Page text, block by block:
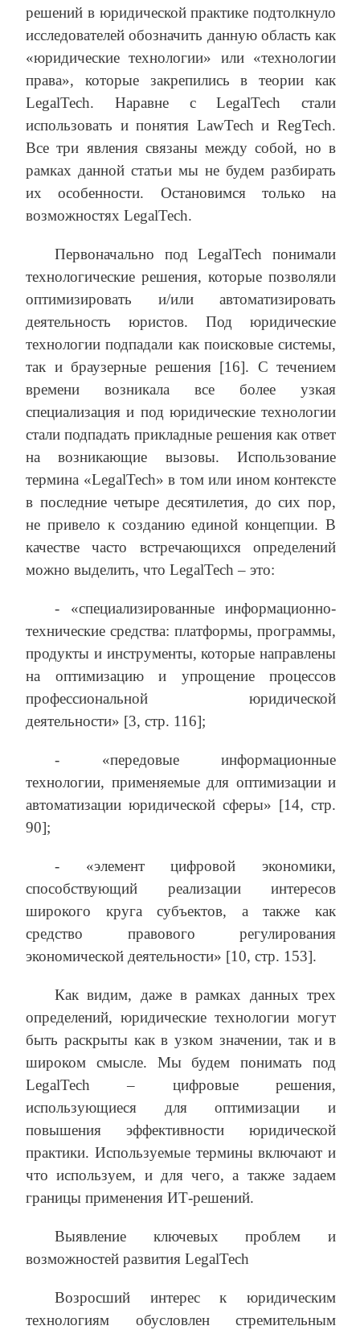
решений в юридической практике подтолкнуло
исследователей обозначить данную область как
«юридические технологии» или «технологии
права», которые закрепились в теории как
LegalTech. Наравне с LegalTech стали
использовать и понятия LawTech и RegTech.
Все три явления связаны между собой, но в
рамках данной статьи мы не будем разбирать
их особенности. Остановимся только на
возможностях LegalTech.
Первоначально под LegalTech понимали
технологические решения, которые позволяли
оптимизировать и/или автоматизировать
деятельность юристов. Под юридические
технологии подпадали как поисковые системы,
так и браузерные решения [16]. С течением
времени возникала все более узкая
специализация и под юридические технологии
стали подпадать прикладные решения как ответ
на возникающие вызовы. Использование
термина «LegalTech» в том или ином контексте
в последние четыре десятилетия, до сих пор,
не привело к созданию единой концепции. В
качестве часто встречающихся определений
можно выделить, что LegalTech – это:
- «специализированные информационно-
технические средства: платформы, программы,
продукты и инструменты, которые направлены
на оптимизацию и упрощение процессов
профессиональной юридической
деятельности» [3, стр. 116];
- «передовые информационные
технологии, применяемые для оптимизации и
автоматизации юридической сферы» [14, стр.
90];
- «элемент цифровой экономики,
способствующий реализации интересов
широкого круга субъектов, а также как
средство правового регулирования
экономической деятельности» [10, стр. 153].
Как видим, даже в рамках данных трех
определений, юридические технологии могут
быть раскрыты как в узком значении, так и в
широком смысле. Мы будем понимать под
LegalTech – цифровые решения,
использующиеся для оптимизации и
повышения эффективности юридической
практики. Используемые термины включают и
что используем, и для чего, а также задаем
границы применения ИТ-решений.
Выявление ключевых проблем и
возможностей развития LegalTech
Возросший интерес к юридическим
технологиям обусловлен стремительным